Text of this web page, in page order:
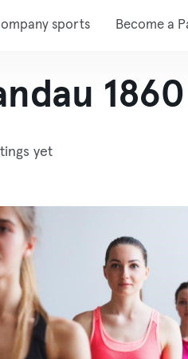
sports Become a
yet